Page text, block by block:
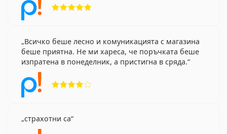
Всичко беше лесно и комуникацията с магазина
беше приятна. Не ми хареса, че поръчката беше
изпратена в понеделник, а пристигна в сряда.
страхотни са